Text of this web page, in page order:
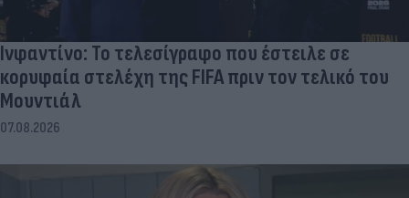
Ινφαντίνο: Το τελεσίγραφο που έστειλε σε
κορυφαία στελέχη της FIFA πριν τον τελικό του
Μουντιάλ
07.08.2026